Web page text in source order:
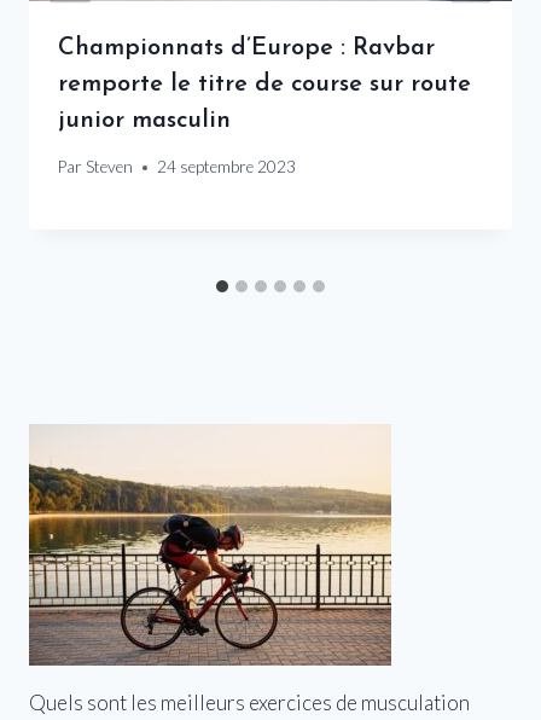
Championnats d’Europe : Ravbar
remporte le titre de course sur route
junior masculin
Par Steven 24 septembre 2023
Quels sont les meilleurs exercices de musculation